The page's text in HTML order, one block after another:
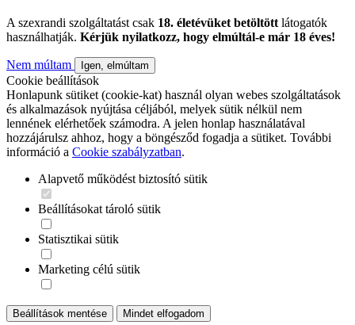
A szexrandi szolgáltatást csak 18. életévüket betöltött látogatók
használhatják. Kérjük nyilatkozz, hogy elmúltál-e már 18 éves!
Nem múltam Igen, elmúltam
Cookie beállítások
Honlapunk sütiket (cookie-kat) használ olyan webes szolgáltatások
és alkalmazások nyújtása céljából, melyek sütik nélkül nem
lennének elérhetőek számodra. A jelen honlap használatával
hozzájárulsz ahhoz, hogy a böngésződ fogadja a sütiket. További
információ a Cookie szabályzatban.
Alapvető működést biztosító sütik
Beállításokat tároló sütik
Statisztikai sütik
Marketing célú sütik
Beállítások mentése Mindet elfogadom